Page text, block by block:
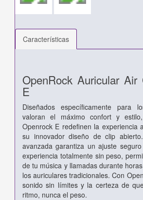
Características
OpenRock Auricular Air
E
Diseñados específicamente para
valoran el máximo confort y
Openrock E redefinen la experiencia
su innovador diseño de clip
avanzada garantiza un ajuste
experiencia totalmente sin peso,
de tu música y llamadas durante
los auriculares tradicionales. Con
sonido sin límites y la certeza de
ritmo, nunca el peso.